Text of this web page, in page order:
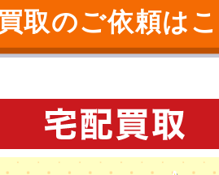
取のご依頼は